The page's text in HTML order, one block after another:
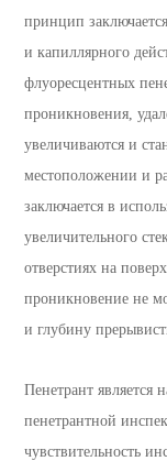
принцип
и капиллярного
флуоресцентных
проникновения,
увеличиваются и
местоположении и
заключается в
увеличительного
отверстиях на
проникновение не
и глубину
Пенетрант является
пенетрантной
чувствительность